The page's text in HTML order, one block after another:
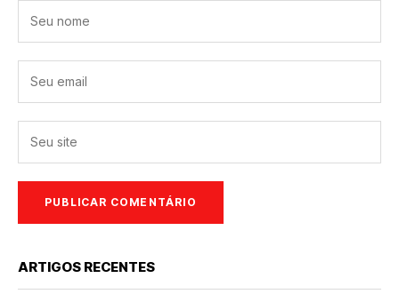
ARTIGOS RECENTES